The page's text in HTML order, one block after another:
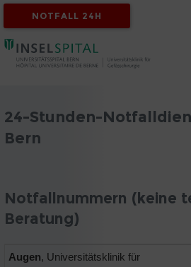
NOTFALL 24H
24-Stunden-
Bern
Notfallnummern (keine
Beratung)
Augen, Universitätsklinik für